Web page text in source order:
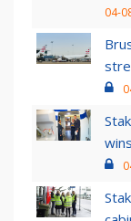
04-